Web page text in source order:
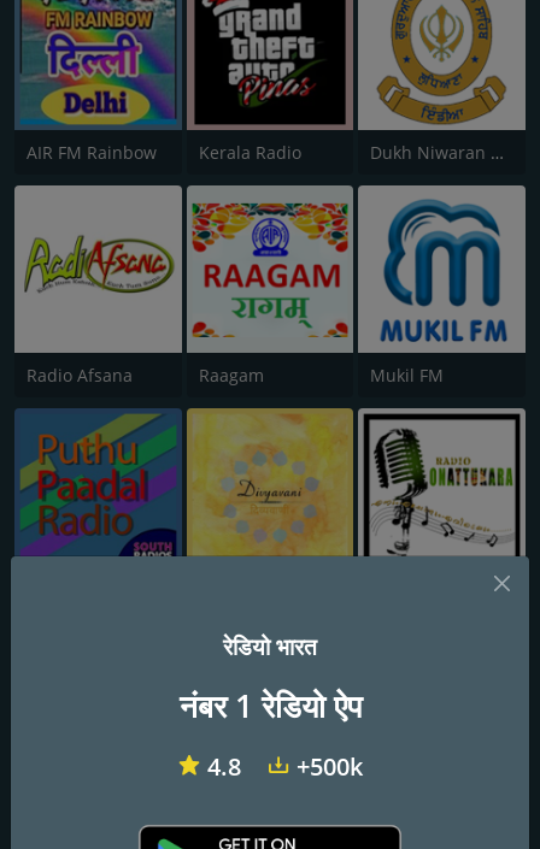
AIR FM Rainbow Kerala Radio Dukh Niwaran Sahib
Radio Afsana Raagam Mukil FM
Radio Onattukara
Uthayam FM Aural Radio
रेडियो भारत
नंबर 1 रेडियो ऐप
4.8 +500k